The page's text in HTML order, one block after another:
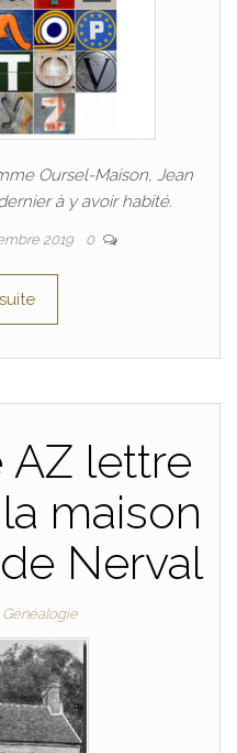
Oursel-Maison, Jean
à y avoir habité.
2019 0
AZ lettre
maison
Nerval
Généalogie